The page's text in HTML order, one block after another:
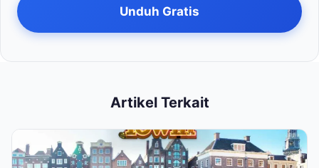
Unduh Gratis
Artikel Terkait